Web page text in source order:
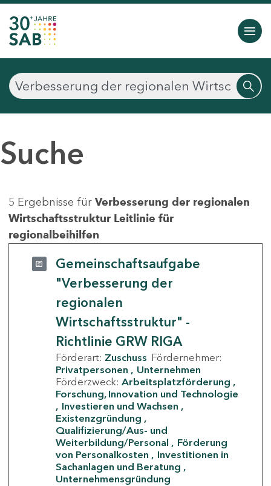
Suche
5 Ergebnisse für Verbesserung der regionalen
Wirtschaftsstruktur Leitlinie für
regionalbeihilfen
Gemeinschaftsaufgabe
"Verbesserung der
regionalen
Wirtschaftsstruktur" -
Richtlinie GRW RIGA
Förderart: Zuschuss Fördernehmer:
Privatpersonen
Unternehmen
Förderzweck: Arbeitsplatzförderung
Forschung, Innovation und Technologie
Investieren und Wachsen
Existenzgründung
Qualifizierung/Aus- und
Weiterbildung/Personal
Förderung
von Personalkosten
Investitionen in
Sachanlagen und Beratung
Unternehmensgründung